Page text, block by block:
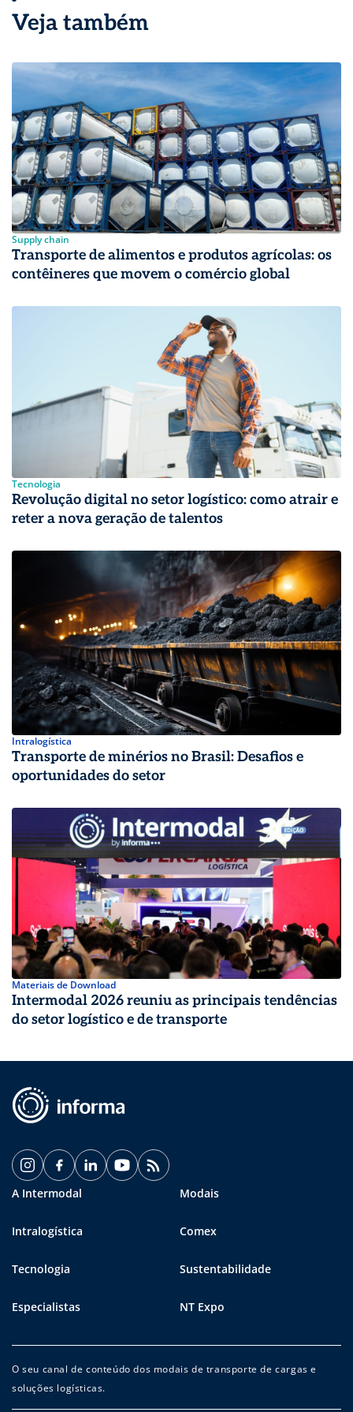
Veja também
Supply chain
Transporte de alimentos e produtos agrícolas: os
contêineres que movem o comércio global
Tecnologia
Revolução digital no setor logístico: como atrair e
reter a nova geração de talentos
Intralogística
Transporte de minérios no Brasil: Desafios e
oportunidades do setor
Materiais de Download
Intermodal 2026 reuniu as principais tendências
do setor logístico e de transporte
A Intermodal Modais
Intralogística Comex
Tecnologia Sustentabilidade
Especialistas NT Expo
O seu canal de conteúdo dos modais de transporte de cargas e
soluções logísticas.